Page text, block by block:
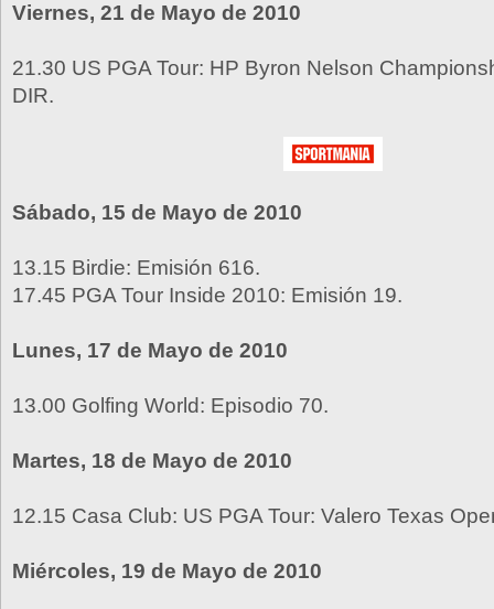
Viernes, 21 de Mayo de 2010
21.30 US PGA Tour: HP Byron Nelson
DIR.
Sábado, 15 de Mayo de 2010
13.15 Birdie: Emisión 616.
17.45 PGA Tour Inside 2010: Emisión 19.
Lunes, 17 de Mayo de 2010
13.00 Golfing World: Episodio 70.
Martes, 18 de Mayo de 2010
12.15 Casa Club: US PGA Tour: Valero Texas
Miércoles, 19 de Mayo de 2010